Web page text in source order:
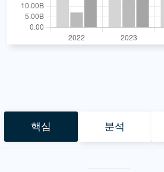
핵심 분석